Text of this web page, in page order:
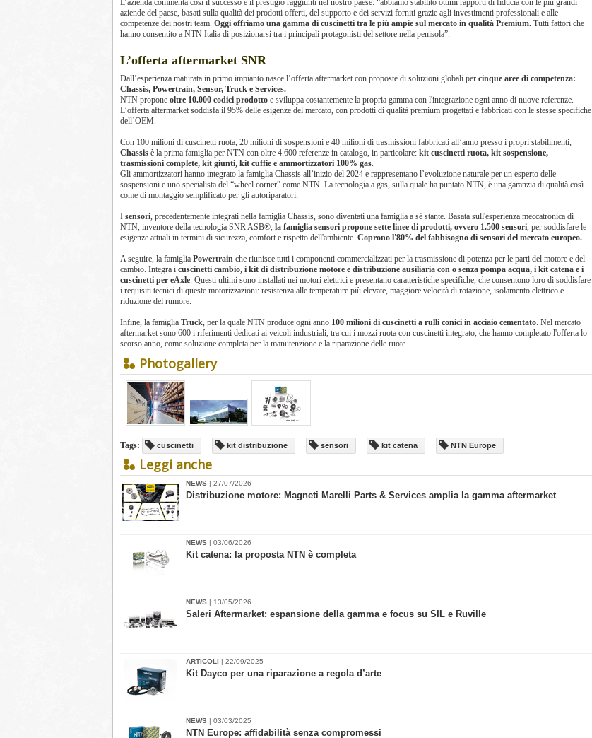
L’azienda commenta così il successo e il prestigio raggiunti nel nostro paese: “abbiamo stabilito ottimi rapporti di fiducia con le più grandi
aziende del paese, basati sulla qualità dei prodotti offerti, del supporto e dei servizi forniti grazie agli investimenti professionali e alle
competenze dei nostri team. Oggi offriamo una gamma di cuscinetti tra le più ampie sul mercato in qualità Premium. Tutti fattori che
hanno consentito a NTN Italia di posizionarsi tra i principali protagonisti del settore nella penisola”.
L’offerta aftermarket SNR
Dall’esperienza maturata in primo impianto nasce l’offerta aftermarket con proposte di soluzioni globali per cinque aree di competenza:
Chassis, Powertrain, Sensor, Truck e Services.
NTN propone oltre 10.000 codici prodotto e sviluppa costantemente la propria gamma con l'integrazione ogni anno di nuove referenze.
L’offerta aftermarket soddisfa il 95% delle esigenze del mercato, con prodotti di qualità premium progettati e fabbricati con le stesse specifiche
dell’OEM.
Con 100 milioni di cuscinetti ruota, 20 milioni di sospensioni e 40 milioni di trasmissioni fabbricati all’anno presso i propri stabilimenti,
Chassis è la prima famiglia per NTN con oltre 4.600 referenze in catalogo, in particolare: kit cuscinetti ruota, kit sospensione,
trasmissioni complete, kit giunti, kit cuffie e ammortizzatori 100% gas.
Gli ammortizzatori hanno integrato la famiglia Chassis all’inizio del 2024 e rappresentano l’evoluzione naturale per un esperto delle
sospensioni e uno specialista del “wheel corner” come NTN. La tecnologia a gas, sulla quale ha puntato NTN, è una garanzia di qualità così
come di montaggio semplificato per gli autoriparatori.
I sensori, precedentemente integrati nella famiglia Chassis, sono diventati una famiglia a sé stante. Basata sull'esperienza meccatronica di
NTN, inventore della tecnologia SNR ASB®, la famiglia sensori propone sette linee di prodotti, ovvero 1.500 sensori, per soddisfare le
esigenze attuali in termini di sicurezza, comfort e rispetto dell'ambiente. Coprono l'80% del fabbisogno di sensori del mercato europeo.
A seguire, la famiglia Powertrain che riunisce tutti i componenti commercializzati per la trasmissione di potenza per le parti del motore e del
cambio. Integra i cuscinetti cambio, i kit di distribuzione motore e distribuzione ausiliaria con o senza pompa acqua, i kit catena e i
cuscinetti per eAxle. Questi ultimi sono installati nei motori elettrici e presentano caratteristiche specifiche, che consentono loro di soddisfare
i requisiti tecnici di queste motorizzazioni: resistenza alle temperature più elevate, maggiore velocità di rotazione, isolamento elettrico e
riduzione del rumore.
Infine, la famiglia Truck, per la quale NTN produce ogni anno 100 milioni di cuscinetti a rulli conici in acciaio cementato. Nel mercato
aftermarket sono 600 i riferimenti dedicati ai veicoli industriali, tra cui i mozzi ruota con cuscinetti integrato, che hanno completato l'offerta lo
scorso anno, come soluzione completa per la manutenzione e la riparazione delle ruote.
Photogallery
Tags: cuscinetti kit distribuzione sensori kit catena NTN Europe
Leggi anche
NEWS | 27/07/2026
Distribuzione motore: Magneti Marelli Parts & Services amplia la gamma aftermarket
NEWS | 03/06/2026
Kit catena: la proposta NTN è completa
NEWS | 13/05/2026
​Saleri Aftermarket: espansione della gamma e focus su SIL e Ruville
ARTICOLI | 22/09/2025
Kit Dayco per una riparazione a regola d’arte
NEWS | 03/03/2025
​NTN Europe: affidabilità senza compromessi